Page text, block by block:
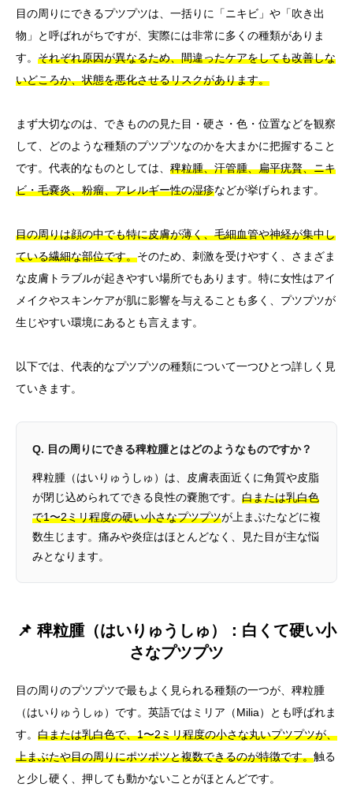
目の周りにできるプツプツは、一括りに「ニキビ」や「吹き出
物」と呼ばれがちですが、実際には非常に多くの種類がありま
す。 それぞれ原因が異なるため、間違ったケアをしても改善しな
いどころか、状態を悪化させるリスクがあります。
まず大切なのは、できものの見た目・硬さ・色・位置などを観察
して、どのような種類のプツプツなのかを大まかに把握すること
です。代表的なものとしては、 稗粒腫、汗管腫、扁平疣贅、ニキ
ビ・毛嚢炎、粉瘤、アレルギー性の湿疹などが挙げられます。
目の周りは顔の中でも特に皮膚が薄く、毛細血管や神経が集中し
ている繊細な部位です。そのため、刺激を受けやすく、さまざま
な皮膚トラブルが起きやすい場所でもあります。特に女性はアイ
メイクやスキンケアが肌に影響を与えることも多く、プツプツが
生じやすい環境にあるとも言えます。
以下では、代表的なプツプツの種類について一つひとつ詳しく見
ていきます。
Q. 目の周りにできる稗粒腫とはどのようなものですか？
稗粒腫（はいりゅうしゅ）は、皮膚表面近くに角質や皮脂
が閉じ込められてできる良性の嚢胞です。 白または乳白色
で1〜2ミリ程度の硬い小さなプツプツが上まぶたなどに複
数生じます。痛みや炎症はほとんどなく、見た目が主な悩
みとなります。
📌 稗粒腫（はいりゅうしゅ）：白くて硬い小
さなプツプツ
目の周りのプツプツで最もよく見られる種類の一つが、稗粒腫
（はいりゅうしゅ）です。英語ではミリア（Milia）とも呼ばれま
す。 白または乳白色で、1〜2ミリ程度の小さな丸いプツプツが、
上まぶたや目の周りにポツポツと複数できるのが特徴です。触る
と少し硬く、押しても動かないことがほとんどです。